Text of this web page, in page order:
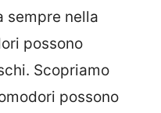
sempre nella
possono
Scopriamo
possono